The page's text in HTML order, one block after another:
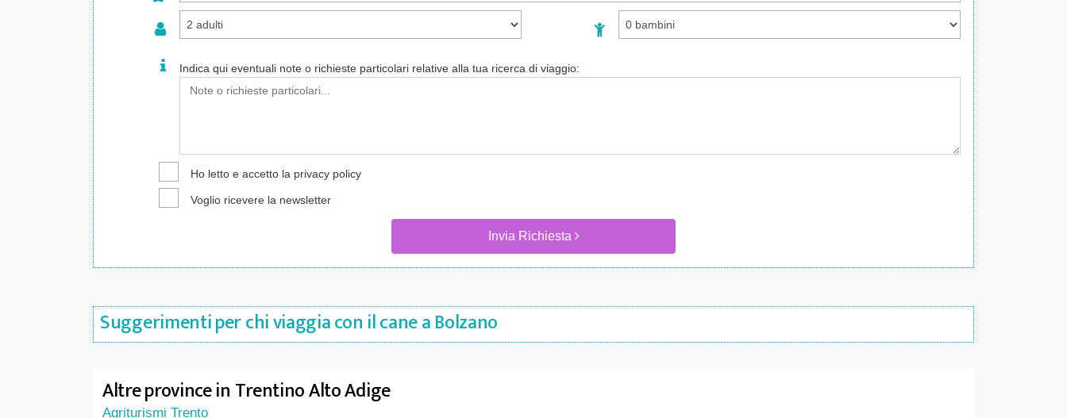
Indica qui eventuali note o richieste particolari relative alla tua ricerca di viaggio:
Ho letto e accetto la privacy policy
Voglio ricevere la newsletter
Invia Richiesta
Suggerimenti per chi viaggia con il cane a Bolzano
Altre province in Trentino Alto Adige
Agriturismi Trento